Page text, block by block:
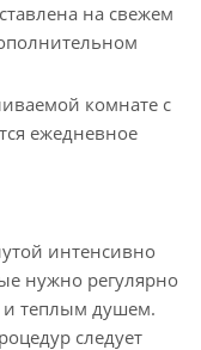
на свежем
комнате с
ежедневное
интенсивно
нужно регулярно
и теплым душем.
следует